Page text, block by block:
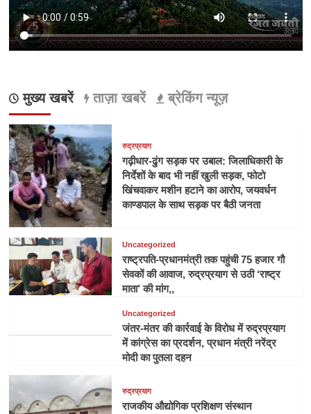
मुख्य खबरें ताज़ा खबरें ब्रेकिंग न्यूज़
रुद्रप्रयाग
गढ़ीधार-ढुंग सड़क पर उबाल: जिलाधिकारी के
निर्देशों के बाद भी नहीं खुली सड़क, फोटो
खिंचवाकर मशीन हटाने का आरोप, जयवर्धन
काण्डपाल के साथ सड़क पर बैठी जनता
Uncategorized
राष्ट्रपति-प्रधानमंत्री तक पहुंची 75 हजार गौ
सेवकों की आवाज, रुद्रप्रयाग से उठी ‘राष्ट्र
माता’ की मांग,,
Uncategorized
जंतर-मंतर की कार्रवाई के विरोध में रुद्रप्रयाग
में कांग्रेस का प्रदर्शन, प्रधान मंत्री नरेंद्र
मोदी का पुतला दहन
रुद्रप्रयाग
राजकीय औद्योगिक प्रशिक्षण संस्थान